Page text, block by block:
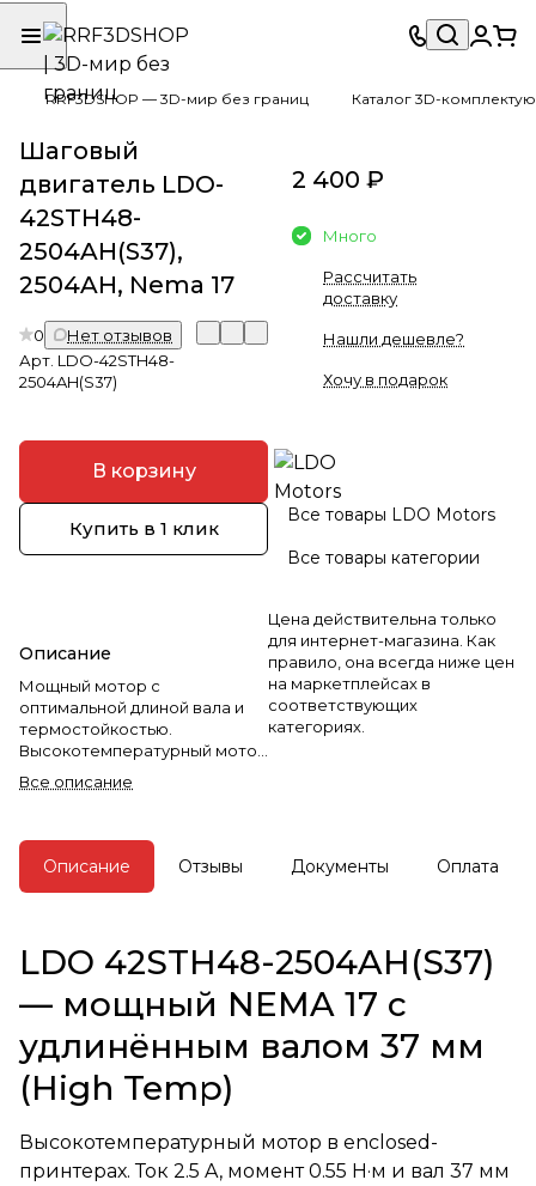
RRF3DSHOP — 3D-мир без границ Каталог 3D-
Шаговый
двигатель LDO-
42STH48-
2504AH(S37),
2504AH, Nema 17
0
Нет отзывов
Арт. LDO-42STH48-
2504AH(S37)
В корзину
Купить в 1 клик
Описание
Мощный мотор с
оптимальной длиной вала и
термостойкостью.
Высокотемпературный мотор
A, момент 0.55 Н·м и вал 37 мм
и компактности.
Все описание
2 400 ₽
Много
Рассчитать
доставку
Нашли дешевле?
Хочу в подарок
Все товары LDO Motors
Все товары категории
Цена действительна только
для интернет-магазина. Как
правило, она всегда ниже цен
на маркетплейсах в
соответствующих
категориях.
Описание Отзывы Документы Оплата
LDO 42STH48-2504AH(S37)
— мощный NEMA 17 с
удлинённым валом 37 мм
(High Temp)
Высокотемпературный мотор в enclosed-
принтерах. Ток 2.5 A, момент 0.55 Н·м и вал 37 мм